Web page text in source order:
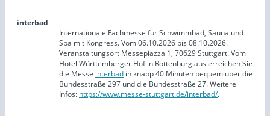
interbad
Internationale Fachmesse für Schwimmbad, Sauna und
Spa mit Kongress. Vom 06.10.2026 bis 08.10.2026.
Veranstaltungsort Messepiazza 1, 70629 Stuttgart. Vom
Hotel Württemberger Hof in Rottenburg aus erreichen Sie
die Messe interbad in knapp 40 Minuten bequem über die
Bundesstraße 297 und die Bundesstraße 27. Weitere
Infos: https://www.messe-stuttgart.de/interbad/.